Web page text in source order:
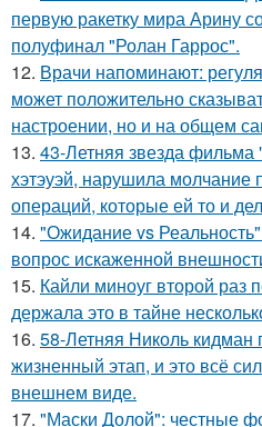
первую ракетку мира Арину
полуфинал "Ролан Гаррос".
12. Врачи напоминают:
может положительно
настроении, но и на общем
13. 43-Летняя звезда
хэтэуэй, нарушила молчание
операций, которые ей то и
14. "Ожидание vs
вопрос искаженной
15. Кайли миноуг второй раз
держала это в тайне
16. 58-Летняя Николь
жизненный этап, и это всё
внешнем виде.
17. "Маски Долой": честные